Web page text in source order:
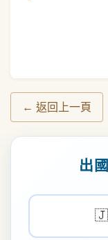
← 返回上一頁
出